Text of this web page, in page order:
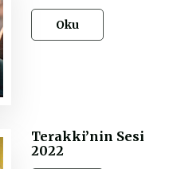
Oku
Terakki’nin Sesi
2022